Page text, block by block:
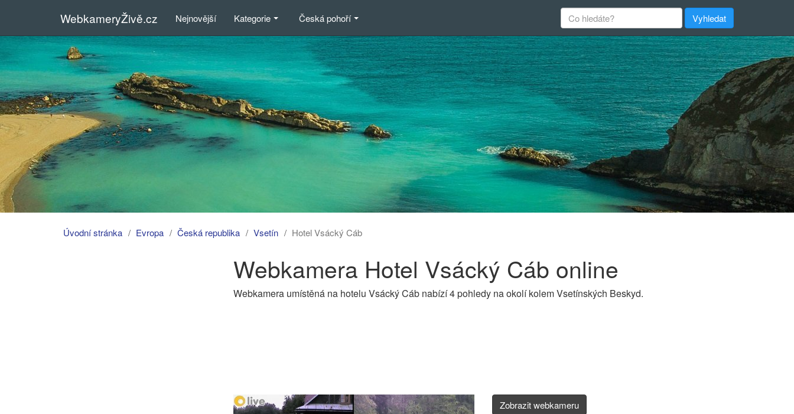
WebkameryŽivě.cz Nejnovější Kategorie Česká pohoří
Úvodní stránka Evropa Česká republika Vsetín Hotel Vsácký Cáb
Webkamera Hotel Vsácký Cáb online
Webkamera umístěná na hotelu Vsácký Cáb nabízí 4 pohledy na okolí kolem Vsetínských Beskyd.
Zobrazit webkameru